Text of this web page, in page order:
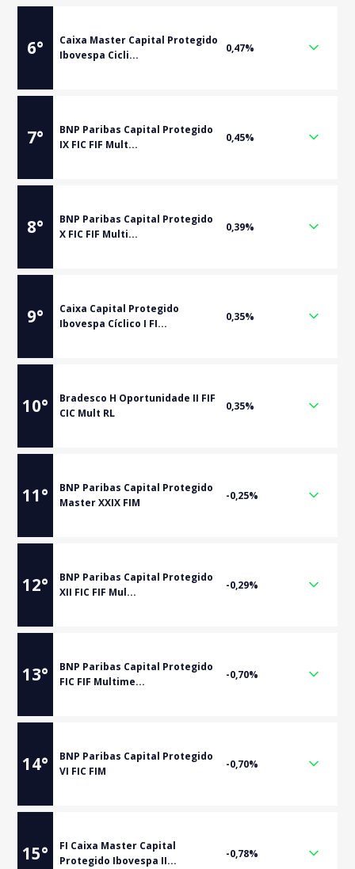
6°
Caixa Master Capital Protegido
Ibovespa Cicli...
0,47%
7°
BNP Paribas Capital Protegido
IX FIC FIF Mult...
0,45%
8°
BNP Paribas Capital Protegido
X FIC FIF Multi...
0,39%
9°
Caixa Capital Protegido
Ibovespa Cíclico I FI...
0,35%
10°
Bradesco H Oportunidade II FIF
CIC Mult RL
0,35%
11°
BNP Paribas Capital Protegido
Master XXIX FIM
-0,25%
12°
BNP Paribas Capital Protegido
XII FIC FIF Mul...
-0,29%
13°
BNP Paribas Capital Protegido
FIC FIF Multime...
-0,70%
14°
BNP Paribas Capital Protegido
VI FIC FIM
-0,70%
15°
FI Caixa Master Capital
Protegido Ibovespa II...
-0,78%